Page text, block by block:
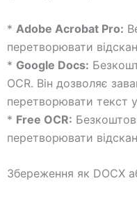
* Adobe Acrobat Pro:
перетворювати
* Google Docs:
OCR. Він дозволяє
перетворювати текст
* Free OCR:
перетворювати
Збереження як DOCX